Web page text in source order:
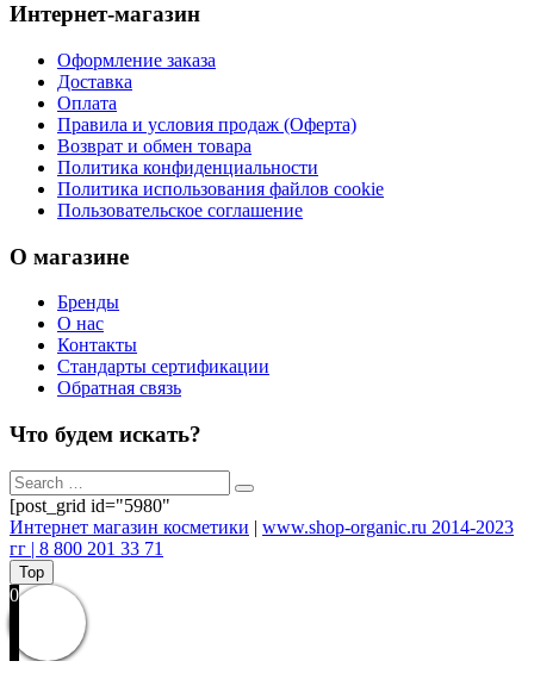
Интернет-магазин
Оформление заказа
Доставка
Оплата
Правила и условия продаж (Оферта)
Возврат и обмен товара
Политика конфиденциальности
Политика использования файлов cookie
Пользовательское соглашение
О магазине
Бренды
О нас
Контакты
Стандарты сертификации
Обратная связь
Что будем искать?
[post_grid id="5980"
Интернет магазин косметики | www.shop-organic.ru 2014-2023
гг | 8 800 201 33 71
Top
0